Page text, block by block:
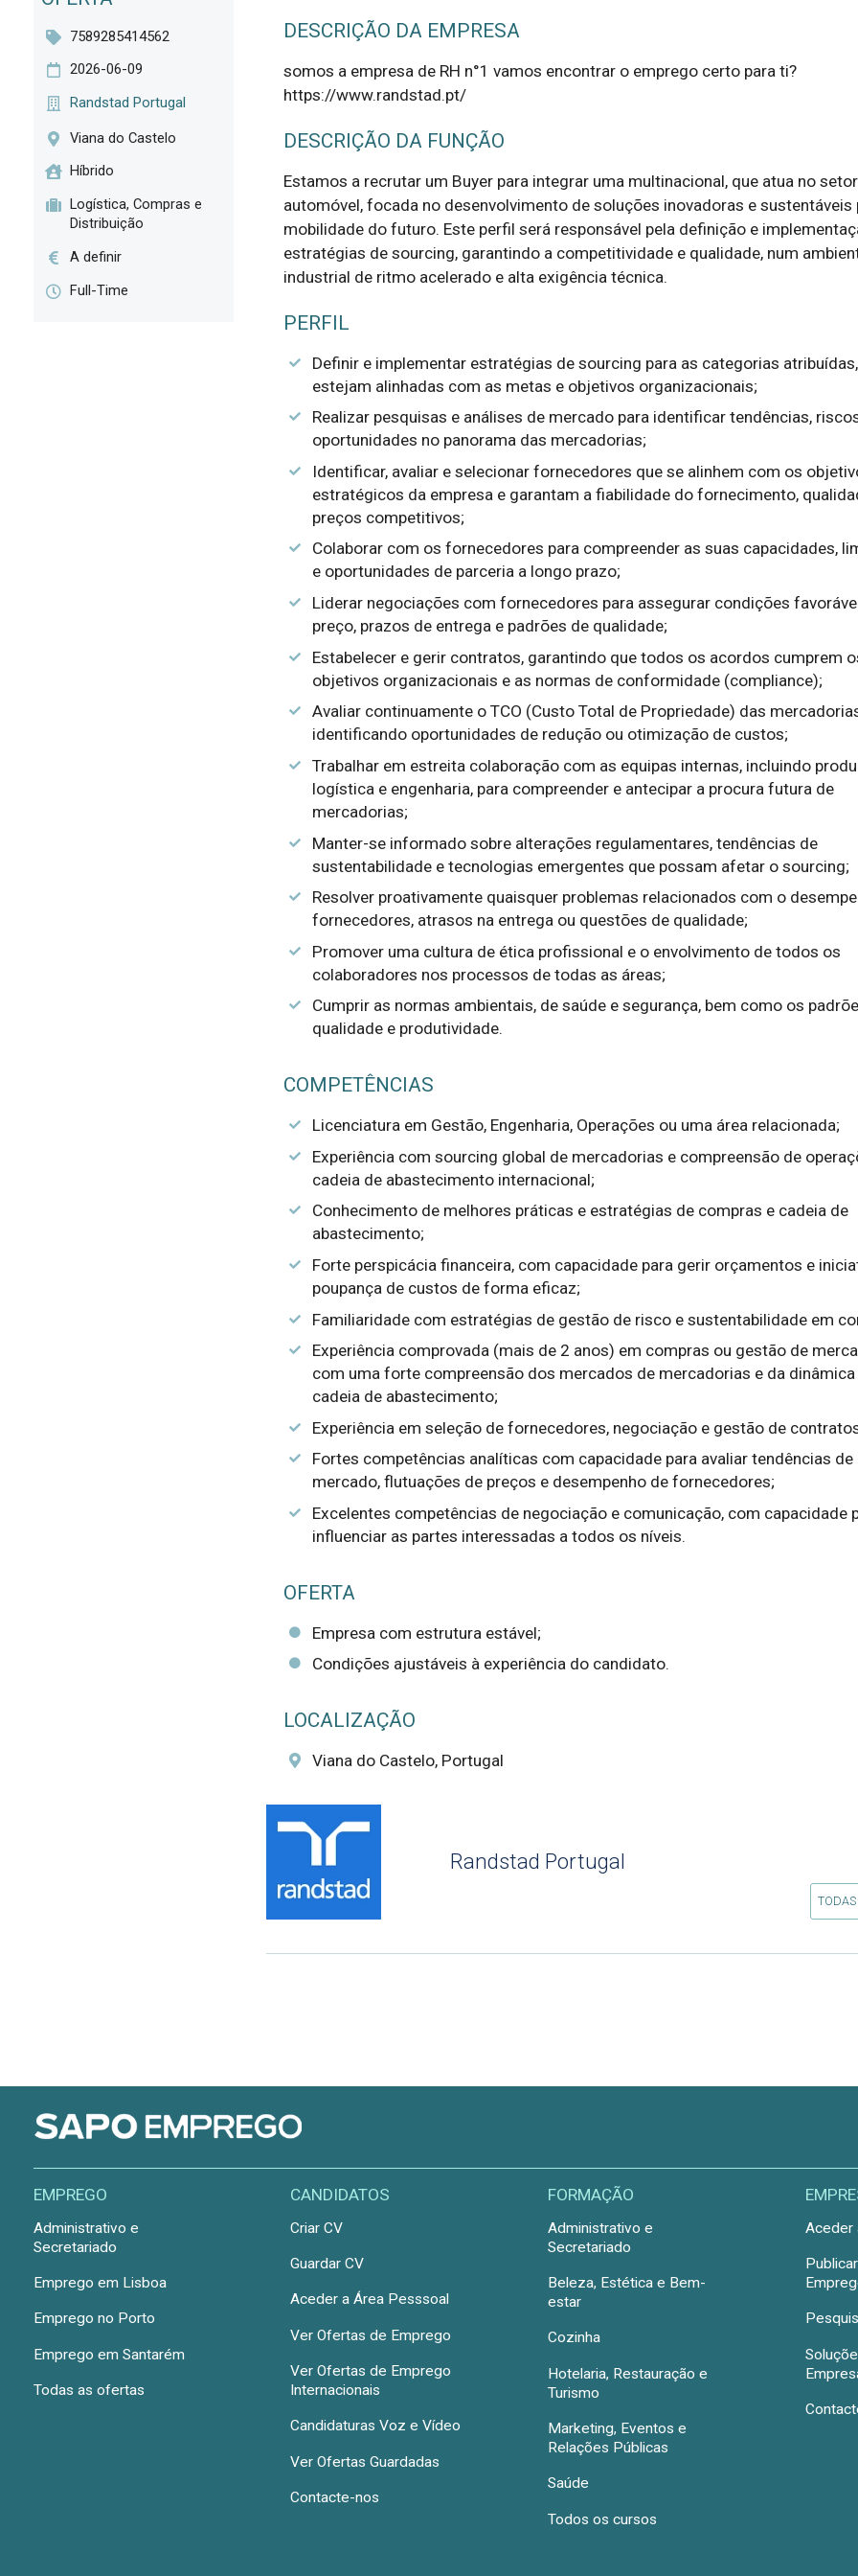
7589285414562
2026-06-09
Randstad Portugal
Viana do Castelo
Híbrido
Logística, Compras e
Distribuição
A definir
Full-Time
DESCRIÇÃO DA EMPRESA
somos a empresa de RH n°1 vamos encontrar o emprego certo para ti?
https://www.randstad.pt/
DESCRIÇÃO DA FUNÇÃO
Estamos a recrutar um Buyer para integrar uma multinacional, que atua no setor
automóvel, focada no desenvolvimento de soluções inovadoras e sustentáveis
mobilidade do futuro. Este perfil será responsável pela definição e
estratégias de sourcing, garantindo a competitividade e qualidade, num
industrial de ritmo acelerado e alta exigência técnica.
PERFIL
Definir e implementar estratégias de sourcing para as categorias
estejam alinhadas com as metas e objetivos organizacionais;
Realizar pesquisas e análises de mercado para identificar tendências,
oportunidades no panorama das mercadorias;
Identificar, avaliar e selecionar fornecedores que se alinhem com os
estratégicos da empresa e garantam a fiabilidade do fornecimento,
preços competitivos;
Colaborar com os fornecedores para compreender as suas capacidades,
e oportunidades de parceria a longo prazo;
Liderar negociações com fornecedores para assegurar condições
preço, prazos de entrega e padrões de qualidade;
Estabelecer e gerir contratos, garantindo que todos os acordos cumprem
objetivos organizacionais e as normas de conformidade (compliance);
Avaliar continuamente o TCO (Custo Total de Propriedade) das
identificando oportunidades de redução ou otimização de custos;
Trabalhar em estreita colaboração com as equipas internas, incluindo
logística e engenharia, para compreender e antecipar a procura futura de
mercadorias;
Manter-se informado sobre alterações regulamentares, tendências de
sustentabilidade e tecnologias emergentes que possam afetar o sourcing;
Resolver proativamente quaisquer problemas relacionados com o
fornecedores, atrasos na entrega ou questões de qualidade;
Promover uma cultura de ética profissional e o envolvimento de todos os
colaboradores nos processos de todas as áreas;
Cumprir as normas ambientais, de saúde e segurança, bem como os
qualidade e produtividade.
COMPETÊNCIAS
Licenciatura em Gestão, Engenharia, Operações ou uma área relacionada;
Experiência com sourcing global de mercadorias e compreensão de
cadeia de abastecimento internacional;
Conhecimento de melhores práticas e estratégias de compras e cadeia de
abastecimento;
Forte perspicácia financeira, com capacidade para gerir orçamentos e
poupança de custos de forma eficaz;
Familiaridade com estratégias de gestão de risco e sustentabilidade em
Experiência comprovada (mais de 2 anos) em compras ou gestão de
com uma forte compreensão dos mercados de mercadorias e da dinâmica
cadeia de abastecimento;
Experiência em seleção de fornecedores, negociação e gestão de
Fortes competências analíticas com capacidade para avaliar tendências de
mercado, flutuações de preços e desempenho de fornecedores;
Excelentes competências de negociação e comunicação, com capacidade
influenciar as partes interessadas a todos os níveis.
OFERTA
Empresa com estrutura estável;
Condições ajustáveis à experiência do candidato.
LOCALIZAÇÃO
Viana do Castelo, Portugal
Randstad Portugal
TODAS
EMPREGO
Administrativo e
Secretariado
Emprego em Lisboa
Emprego no Porto
Emprego em Santarém
Todas as ofertas
CANDIDATOS
Criar CV
Guardar CV
Aceder a Área Pesssoal
Ver Ofertas de Emprego
Ver Ofertas de Emprego
Internacionais
Candidaturas Voz e Vídeo
Ver Ofertas Guardadas
Contacte-nos
FORMAÇÃO
Administrativo e
Secretariado
Beleza, Estética e Bem-
estar
Cozinha
Hotelaria, Restauração e
Turismo
Marketing, Eventos e
Relações Públicas
Saúde
Todos os cursos
Aceder